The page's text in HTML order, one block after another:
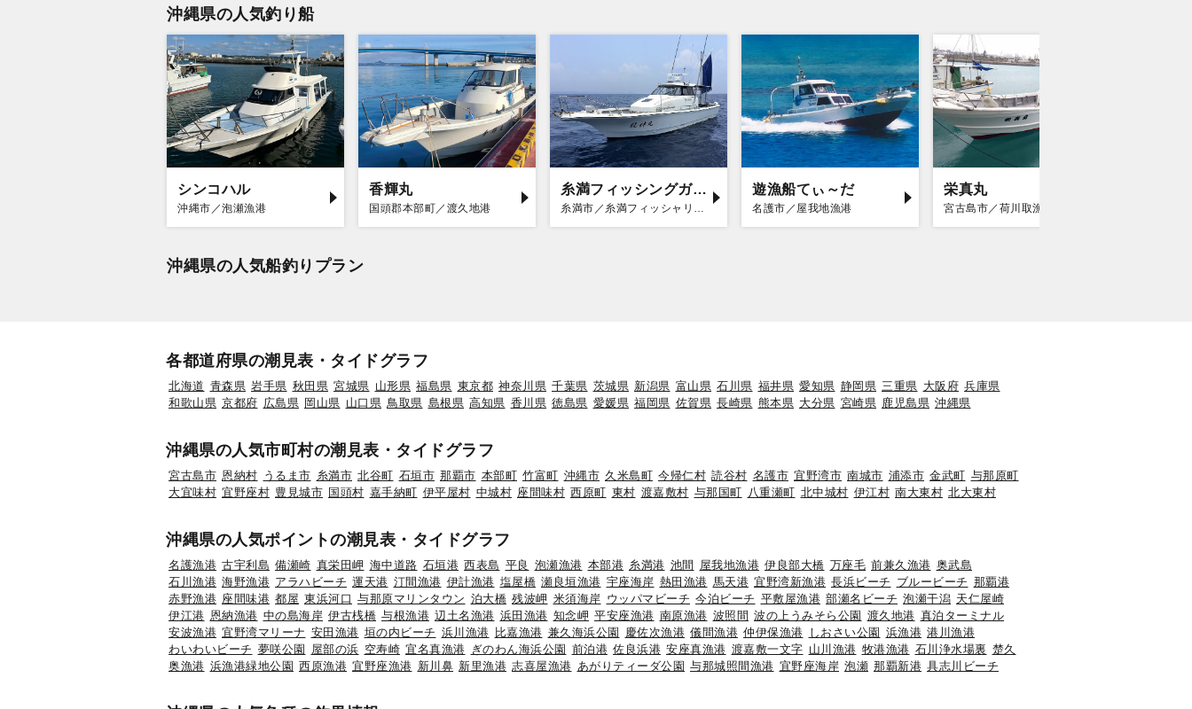
沖縄県の人気釣り船
シンコハル
沖縄市／泡瀬漁港
香輝丸
国頭郡本部町／渡久地港
糸満フィッシングガイド 龍神丸
糸満市／糸満フィッシャリーナ
遊漁船てぃ～だ
名護市／屋我地漁港
栄真丸
宮古島市／荷川取漁港
沖縄県の人気船釣りプラン
各都道府県の潮見表・タイドグラフ
北海道 青森県 岩手県 秋田県 宮城県 山形県 福島県 東京都 神奈川県 千葉県 茨城県 新潟県 富山県 石川県 福井県 愛知県 静岡県 三重県 大阪府 兵庫県
和歌山県 京都府 広島県 岡山県 山口県 鳥取県 島根県 高知県 香川県 徳島県 愛媛県 福岡県 佐賀県 長崎県 熊本県 大分県 宮崎県 鹿児島県 沖縄県
沖縄県の人気市町村の潮見表・タイドグラフ
宮古島市 恩納村 うるま市 糸満市 北谷町 石垣市 那覇市 本部町 竹富町 沖縄市 久米島町 今帰仁村 読谷村 名護市 宜野湾市 南城市 浦添市 金武町 与那原町
大宜味村 宜野座村 豊見城市 国頭村 嘉手納町 伊平屋村 中城村 座間味村 西原町 東村 渡嘉敷村 与那国町 八重瀬町 北中城村 伊江村 南大東村 北大東村
沖縄県の人気ポイントの潮見表・タイドグラフ
名護漁港 古宇利島 備瀬崎 真栄田岬 海中道路 石垣港 西表島 平良 泡瀬漁港 本部港 糸満港 池間 屋我地漁港 伊良部大橋 万座毛 前兼久漁港 奥武島
石川漁港 海野漁港 アラハビーチ 運天港 汀間漁港 伊計漁港 塩屋橋 瀬良垣漁港 宇座海岸 熱田漁港 馬天港 宜野湾新漁港 長浜ビーチ ブルービーチ 那覇港
赤野漁港 座間味港 都屋 東浜河口 与那原マリンタウン 泊大橋 残波岬 米須海岸 ウッパマビーチ 今泊ビーチ 平敷屋漁港 部瀬名ビーチ 泡瀬干潟 天仁屋崎
伊江港 恩納漁港 中の島海岸 伊古桟橋 与根漁港 辺土名漁港 浜田漁港 知念岬 平安座漁港 南原漁港 波照間 波の上うみそら公園 渡久地港 真泊ターミナル
安波漁港 宜野湾マリーナ 安田漁港 垣の内ビーチ 浜川漁港 比嘉漁港 兼久海浜公園 慶佐次漁港 儀間漁港 仲伊保漁港 しおさい公園 浜漁港 港川漁港
わいわいビーチ 夢咲公園 屋部の浜 空寿崎 宜名真漁港 ぎのわん海浜公園 前泊港 佐良浜港 安座真漁港 渡嘉敷一文字 山川漁港 牧港漁港 石川浄水場裏 楚久
奥漁港 浜漁港緑地公園 西原漁港 宜野座漁港 新川鼻 新里漁港 志喜屋漁港 あがりティーダ公園 与那城照間漁港 宜野座海岸 泡瀬 那覇新港 具志川ビーチ